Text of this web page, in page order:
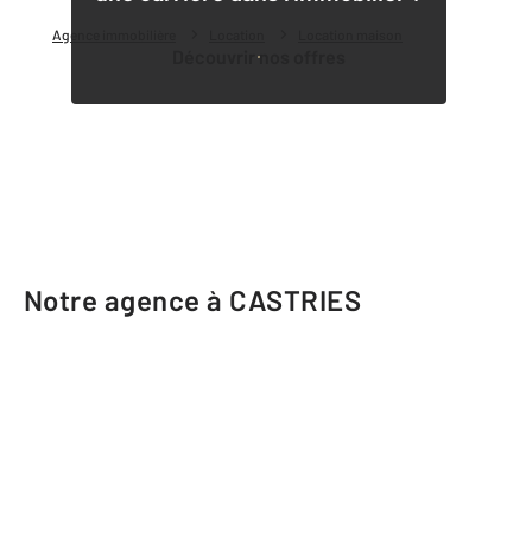
Agence immobilière
Découvrir nos offres
Notre agence à CASTRIES